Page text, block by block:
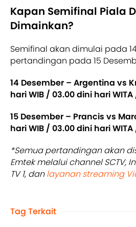
Kapan Semifinal Piala
Dimainkan?
Semifinal akan dimulai pada
pertandingan pada 15
14 Desember – Argentina vs
hari WIB / 03.00 dini hari
15 Desember – Prancis vs
hari WIB / 03.00 dini hari
*Semua pertandingan akan
Emtek melalui channel SCTV,
TV 1, danlayanan streaming
Tag Terkait